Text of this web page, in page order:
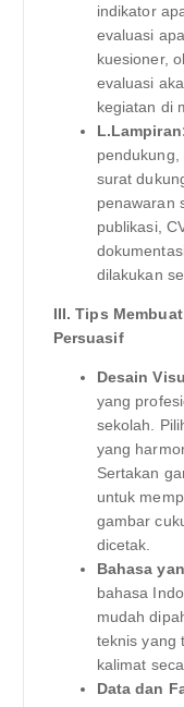
indikator
evaluasi
kuesioner,
evaluasi
kegiatan di
pendukung,
surat
penawaran
publikasi,
dilakukan
III. Tips
Persuasif
Desain
yang
sekolah.
yang
Sertakan
untuk
gambar
dicetak.
Bahasa
bahasa
mudah
teknis yang
kalimat
Data dan